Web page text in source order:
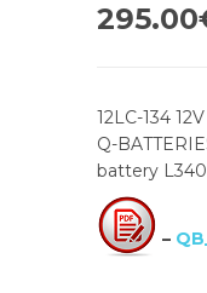
295.00
12LC-134
Q-
battery
–